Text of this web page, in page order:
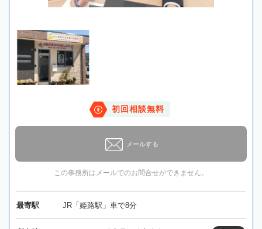
初回相談無料
メールする
この事務所はメールでのお問合せができません。
最寄駅 JR「姫路駅」車で8分